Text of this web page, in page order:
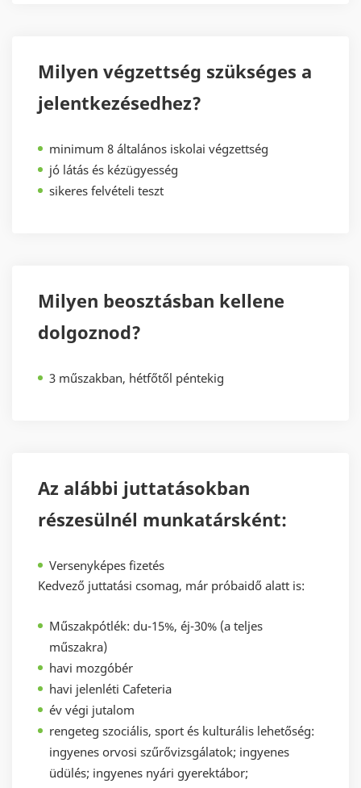
Milyen végzettség szükséges a
jelentkezésedhez?
minimum 8 általános iskolai végzettség
jó látás és kézügyesség
sikeres felvételi teszt
Milyen beosztásban kellene
dolgoznod?
3 műszakban, hétfőtől péntekig
Az alábbi juttatásokban
részesülnél munkatársként:
Versenyképes fizetés
Kedvező juttatási csomag, már próbaidő alatt is:
Műszakpótlék: du-15%, éj-30% (a teljes
műszakra)
havi mozgóbér
havi jelenléti Cafeteria
év végi jutalom
rengeteg szociális, sport és kulturális lehetőség:
ingyenes orvosi szűrővizsgálatok; ingyenes
üdülés; ingyenes nyári gyerektábor;